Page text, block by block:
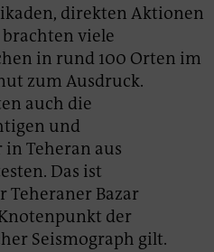
direkten Aktionen
viele
in rund 100 Orten im
zum Ausdruck.
auch die
und
Teheran aus
Das ist
Teheraner Bazar
der
Seismograph gilt.